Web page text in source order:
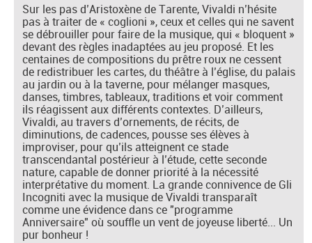
Sur les pas d’Aristoxène de Tarente, Vivaldi n’hésite
pas à traiter de « coglioni », ceux et celles qui ne savent
se débrouiller pour faire de la musique, qui « bloquent »
devant des règles inadaptées au jeu proposé. Et les
centaines de compositions du prêtre roux ne cessent
de redistribuer les cartes, du théâtre à l’église, du palais
au jardin ou à la taverne, pour mélanger masques,
danses, timbres, tableaux, traditions et voir comment
ils réagissent aux différents contextes. D’ailleurs,
Vivaldi, au travers d’ornements, de récits, de
diminutions, de cadences, pousse ses élèves à
improviser, pour qu’ils atteignent ce stade
transcendantal postérieur à l’étude, cette seconde
nature, capable de donner priorité à la nécessité
interprétative du moment. La grande connivence de Gli
Incogniti avec la musique de Vivaldi transparaît
comme une évidence dans ce "programme
Anniversaire" où souffle un vent de joyeuse liberté... Un
pur bonheur !